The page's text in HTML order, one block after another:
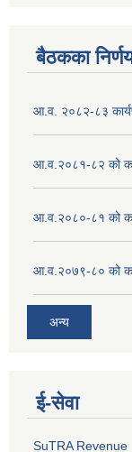
बैठकका
आ.व. २०८२-८३
आ.व.२०८१-८२ को
आ.व.२०८०-८१ को
आ.व.२०७९-८० को
अन्य
ई‍-सेवा
SuTRA Revenue